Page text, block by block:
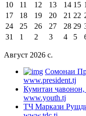
10
11 12 13 14 15
17
18 19 20 21 22
24
25 26 27 28 29
31
1 2 3 4 5
Август 2026 c.
Cомонаи
www.president.tj
Кумитаи ҷавонон,
www.youth.tj
ТҶ Маркази